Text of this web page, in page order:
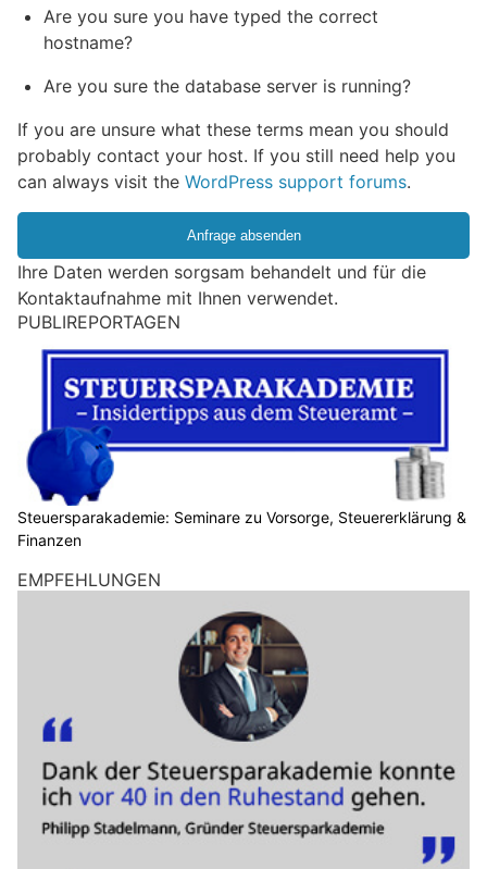
Are you sure you have typed the correct
hostname?
Are you sure the database server is running?
If you are unsure what these terms mean you should
probably contact your host. If you still need help you
can always visit the WordPress support forums.
Ihre Daten werden sorgsam behandelt und für die
Kontaktaufnahme mit Ihnen verwendet.
PUBLIREPORTAGEN
Steuersparakademie: Seminare zu Vorsorge, Steuererklärung &
Finanzen
EMPFEHLUNGEN